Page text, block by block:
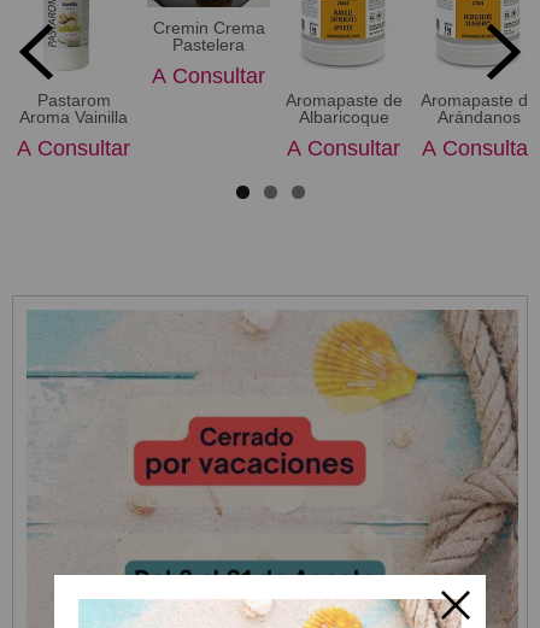
Pastarom
Aroma Vainilla
A Consultar
Cremin Crema
Pastelera
A Consultar
Aromapaste de
Albaricoque
A Consultar
Aromapaste de
Arándanos
A Consultar